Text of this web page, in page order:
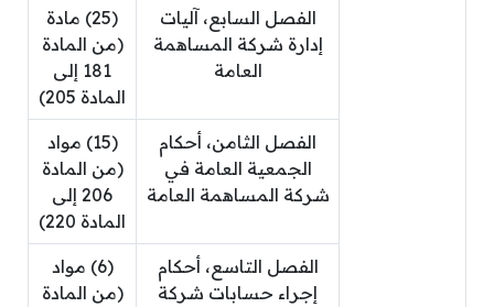
الفصل السابع، آليات
إدارة شركة المساهمة
العامة
(25) مادة
(من المادة
181 إلى
المادة 205)
الفصل الثامن، أحكام
الجمعية العامة في
شركة المساهمة العامة
(15) مواد
(من المادة
206 إلى
المادة 220)
الفصل التاسع، أحكام
إجراء حسابات شركة
(6) مواد
(من المادة